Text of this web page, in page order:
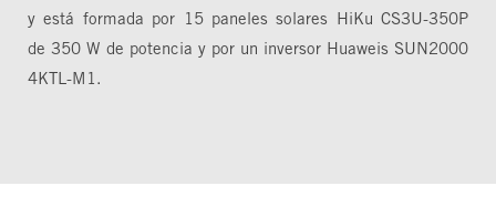
y está formada por 15 paneles solares HiKu CS3U-350P
de 350 W de potencia y por un inversor Huaweis SUN2000
4KTL-M1.